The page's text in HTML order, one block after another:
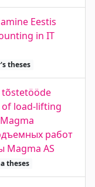
Eestis
in IT
theses
tõstetööde
load-lifting
работ
Magma AS
theses